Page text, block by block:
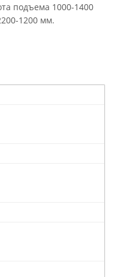
подъема 1000-1400
1200 мм.